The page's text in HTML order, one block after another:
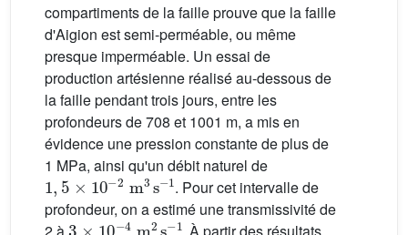
compartiments de la faille prouve que la faille
d'Aigion est semi-perméable, ou même
presque imperméable. Un essai de
production artésienne réalisé au-dessous de
la faille pendant trois jours, entre les
profondeurs de 708 et 1001 m, a mis en
évidence une pression constante de plus de
1 MPa, ainsi qu'un débit naturel de
1 ,5×10-2m3s-1
. Pour cet intervalle de
profondeur, on a estimé une transmissivité de
3×10-4m2s-1